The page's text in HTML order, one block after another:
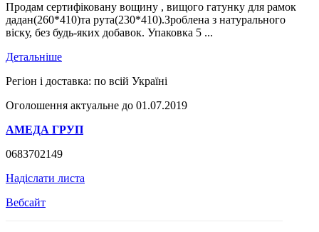
Продам сертифіковану вощину , вищого гатунку для рамок
дадан(260*410)та рута(230*410).Зроблена з натурального
віску, без будь-яких добавок. Упаковка 5 ...
Детальніше
Регіон і доставка: по всій Україні
Оголошення актуальне до 01.07.2019
АМЕДА ГРУП
0683702149
Надіслати листа
Вебсайт